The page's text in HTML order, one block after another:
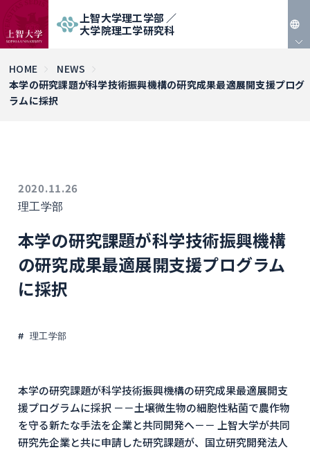
上智大学理工学部 ／
大学院理工学研究科
EN
HOME
NEWS
本学の研究課題が科学技術振興機構の研究成果最適展開支援プログ
ラムに採択
2020.11.26
理工学部
本学の研究課題が科学技術振興機構
の研究成果最適展開支援プログラム
に採択
理工学部
本学の研究課題が科学技術振興機構の研究成果最適展開支
援プログラムに採択 －－土壌微生物の細胞性粘菌で農作物
を守る新たな手法を企業と共同開発へ－－ 上智大学が共同
研究先企業と共に申請した研究課題が、国立研究開発法人